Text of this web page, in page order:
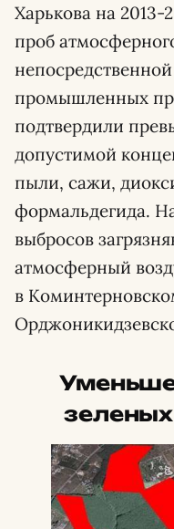
Харькова на 2013-
проб
промышленных
подтвердили
допустимой
пыли, сажи,
формальдегида.
выбросов
атмосферный
в